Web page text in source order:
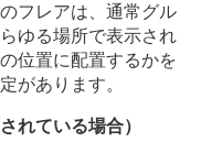
フレアは、通常グル
ゆる場所で表示され
位置に配置するかを
があります。
れている場合）